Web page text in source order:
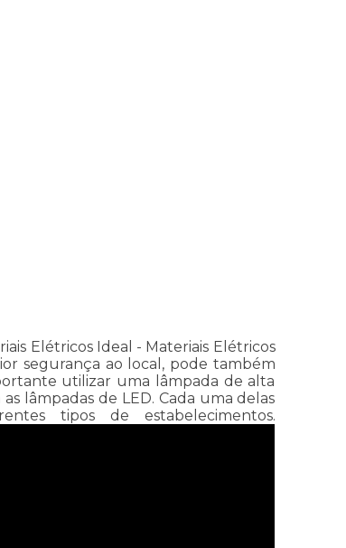
Elétricos Ideal - Materiais Elétricos
segurança ao local, pode também
utilizar uma lâmpada de alta
lâmpadas de LED. Cada uma delas
tipos de estabelecimentos.